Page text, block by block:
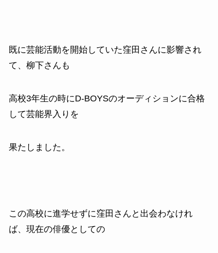
既に芸能活動を開始していた窪田さんに影響され
て、柳下さんも
高校3年生の時にD-BOYSのオーディションに合格
して芸能界入りを
果たしました。
この高校に進学せずに窪田さんと出会わなけれ
ば、現在の俳優としての